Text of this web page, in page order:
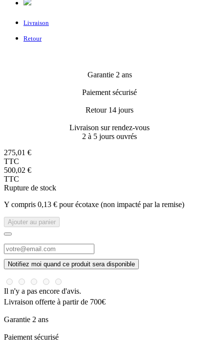
Livraison
Retour
Garantie 2 ans
Paiement sécurisé
Retour 14 jours
Livraison sur rendez-vous
2 à 5 jours ouvrés
275,01 €
TTC
500,02 €
TTC
Rupture de stock
Y compris 0,13 € pour écotaxe (non impacté par la remise)
Ajouter au panier
Notifiez moi quand ce produit sera disponible
Il n'y a pas encore d'avis.
Livraison offerte à partir de 700€
Garantie 2 ans
Paiement sécurisé